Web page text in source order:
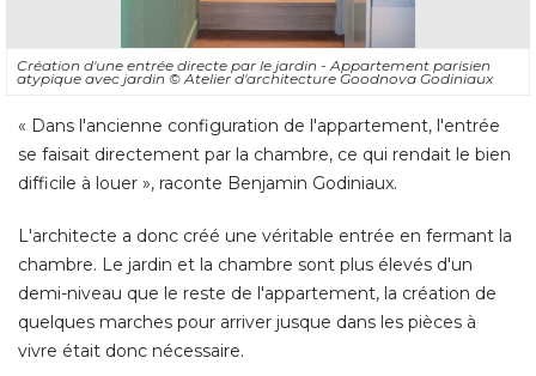
Création d'une entrée directe par le jardin - Appartement parisien
atypique avec jardin © Atelier d'architecture Goodnova Godiniaux
« Dans l'ancienne configuration de l'appartement, l'entrée
se faisait directement par la chambre, ce qui rendait le bien
difficile à louer », raconte Benjamin Godiniaux.
L'architecte a donc créé une véritable entrée en fermant la
chambre. Le jardin et la chambre sont plus élevés d'un
demi-niveau que le reste de l'appartement, la création de
quelques marches pour arriver jusque dans les pièces à
vivre était donc nécessaire.